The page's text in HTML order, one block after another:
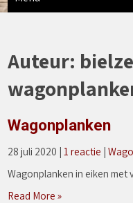
Auteur:
Wagonplanken
28 juli 2020 |1 reactie |
Wagonplanken in eiken met
Read More »